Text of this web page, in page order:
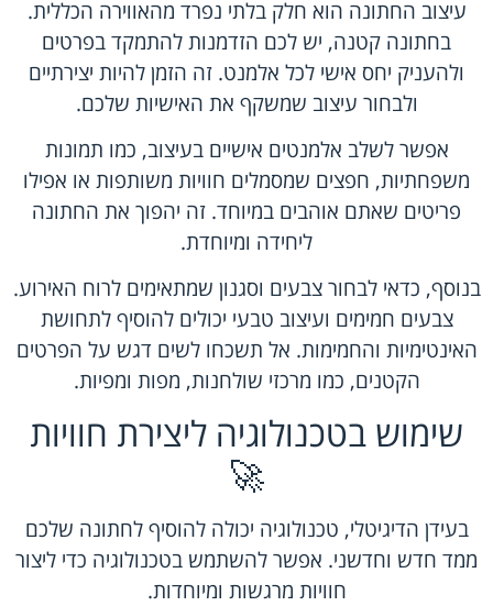
עיצוב החתונה הוא חלק בלתי נפרד מהאווירה הכללית.
בחתונה קטנה, יש לכם הזדמנות להתמקד בפרטים
ולהעניק יחס אישי לכל אלמנט. זה הזמן להיות יצירתיים
ולבחור עיצוב שמשקף את האישיות שלכם.
אפשר לשלב אלמנטים אישיים בעיצוב, כמו תמונות
משפחתיות, חפצים שמסמלים חוויות משותפות או אפילו
פריטים שאתם אוהבים במיוחד. זה יהפוך את החתונה
ליחידה ומיוחדת.
בנוסף, כדאי לבחור צבעים וסגנון שמתאימים לרוח האירוע.
צבעים חמימים ועיצוב טבעי יכולים להוסיף לתחושת
האינטימיות והחמימות. אל תשכחו לשים דגש על הפרטים
הקטנים, כמו מרכזי שולחנות, מפות ומפיות.
שימוש בטכנולוגיה ליצירת חוויות
🚀
בעידן הדיגיטלי, טכנולוגיה יכולה להוסיף לחתונה שלכם
ממד חדש וחדשני. אפשר להשתמש בטכנולוגיה כדי ליצור
חוויות מרגשות ומיוחדות.